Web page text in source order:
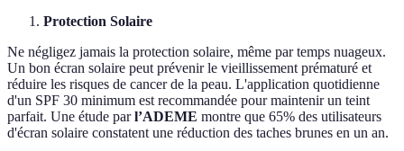
Protection Solaire
Ne négligez jamais la protection solaire, même par temps nuageux.
Un bon écran solaire peut prévenir le vieillissement prématuré et
réduire les risques de cancer de la peau. L'application quotidienne
d'un SPF 30 minimum est recommandée pour maintenir un teint
parfait. Une étude parl’ADEME montre que 65% des utilisateurs
d'écran solaire constatent une réduction des taches brunes en un an.